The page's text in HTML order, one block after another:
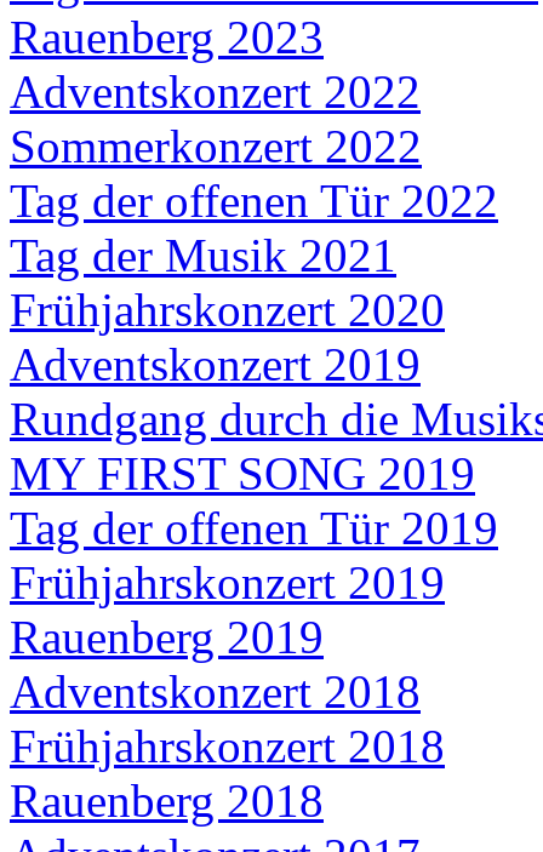
Rauenberg 2023
Adventskonzert 2022
Sommerkonzert 2022
Tag der offenen Tür 2022
Tag der Musik 2021
Frühjahrskonzert 2020
Adventskonzert 2019
Rundgang durch die
MY FIRST SONG 2019
Tag der offenen Tür 2019
Frühjahrskonzert 2019
Rauenberg 2019
Adventskonzert 2018
Frühjahrskonzert 2018
Rauenberg 2018